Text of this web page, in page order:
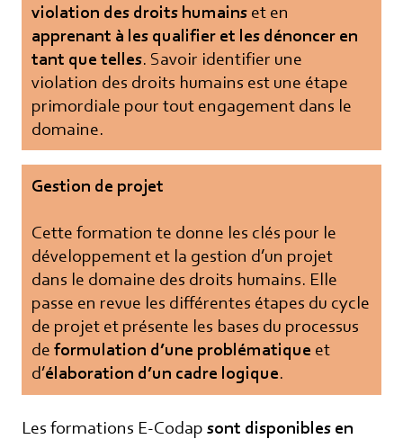
violation des droits humains et en
apprenant à les qualifier et les dénoncer en
tant que telles. Savoir identifier une
violation des droits humains est une étape
primordiale pour tout engagement dans le
domaine.
Gestion de projet
Cette formation te donne les clés pour le
développement et la gestion d’un projet
dans le domaine des droits humains. Elle
passe en revue les différentes étapes du cycle
de projet et présente les bases du processus
de formulation d’une problématique et
d’élaboration d’un cadre logique.
Les formations E-Codap sont disponibles en